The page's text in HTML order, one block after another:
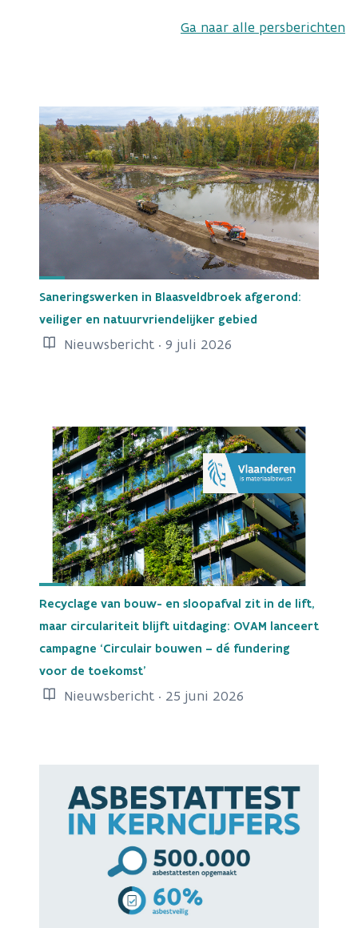
Ga naar alle persberichten
Saneringswerken in Blaasveldbroek afgerond:
veiliger en natuurvriendelijker gebied
Nieuwsbericht · 9 juli 2026
Recyclage van bouw- en sloopafval zit in de lift,
maar circulariteit blijft uitdaging: OVAM lanceert
campagne ‘Circulair bouwen – dé fundering
voor de toekomst’
Nieuwsbericht · 25 juni 2026